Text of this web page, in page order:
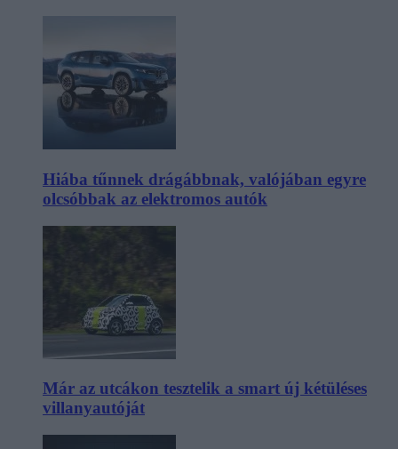
Hiába tűnnek drágábbnak, valójában egyre
olcsóbbak az elektromos autók
Már az utcákon tesztelik a smart új kétüléses
villanyautóját